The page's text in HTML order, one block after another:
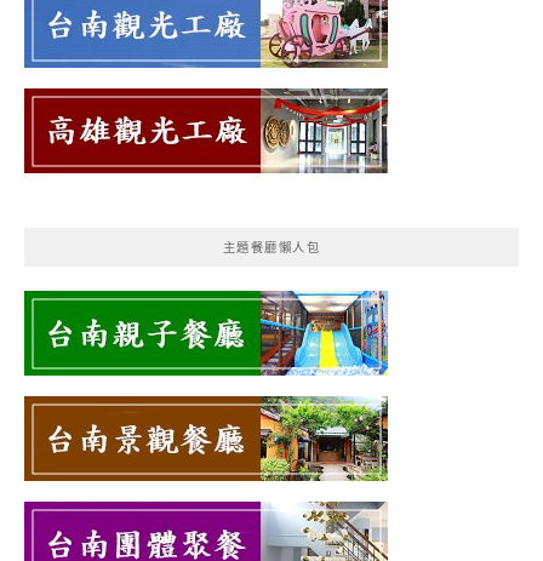
主題餐廳懶人包